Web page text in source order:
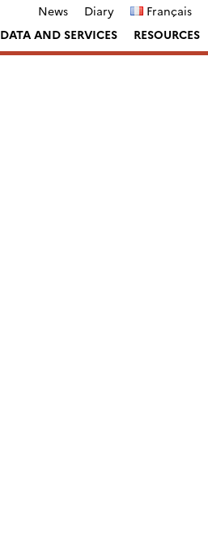
News Diary
Français
DATA AND SERVICES RESOURCES